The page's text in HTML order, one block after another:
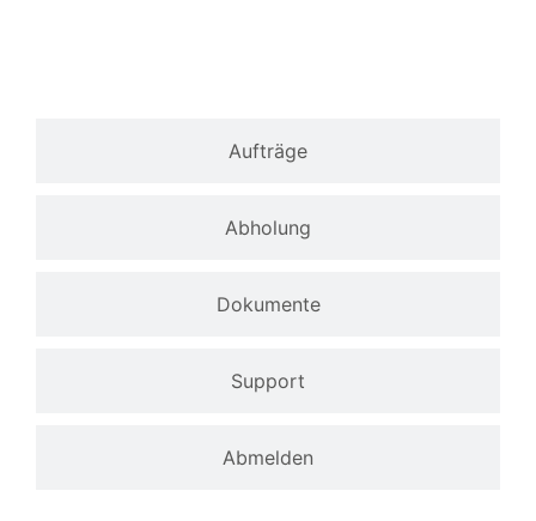
Aufträge
Abholung
Dokumente
Support
Abmelden